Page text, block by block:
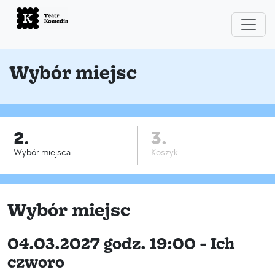
Wybór miejsc
2.
Wybór miejsca
3.
Koszyk
Wybór miejsc
04.03.2027 godz. 19:00 - Ich
czworo